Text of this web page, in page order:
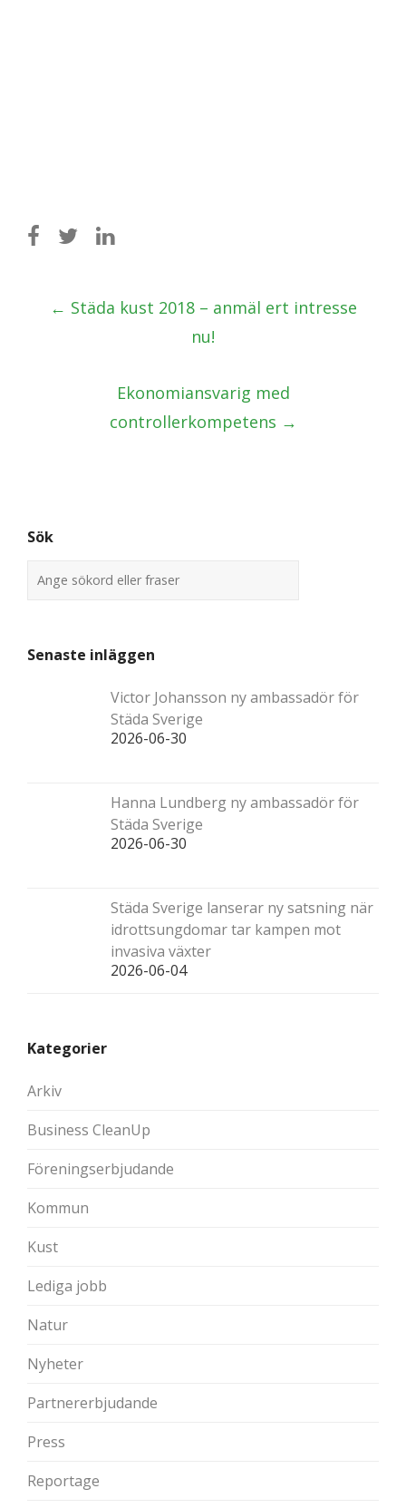
Post
navigation
← Städa kust 2018 – anmäl ert intresse
nu!
Ekonomiansvarig med
controllerkompetens →
Sök
Senaste inläggen
Victor Johansson ny ambassadör för
Städa Sverige
2026-06-30
Hanna Lundberg ny ambassadör för
Städa Sverige
2026-06-30
Städa Sverige lanserar ny satsning när
idrottsungdomar tar kampen mot
invasiva växter
2026-06-04
Kategorier
Arkiv
Business CleanUp
Föreningserbjudande
Kommun
Kust
Lediga jobb
Natur
Nyheter
Partnererbjudande
Press
Reportage